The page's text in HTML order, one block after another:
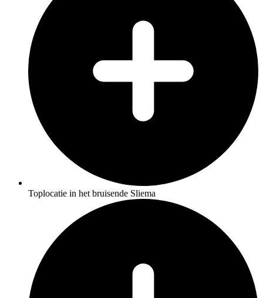
Toplocatie in het bruisende Sliema